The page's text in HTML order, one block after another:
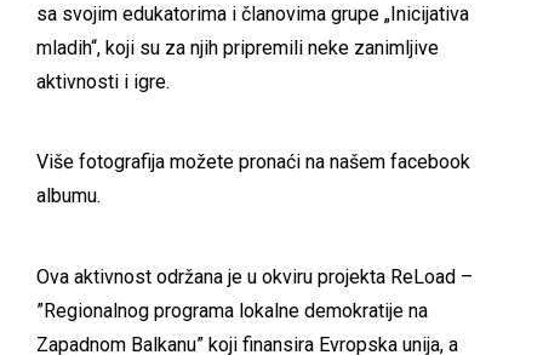
sa svojim edukatorima i članovima grupe „Inicijativa
mladih“, koji su za njih pripremili neke zanimljive
aktivnosti i igre.
Više fotografija možete pronaći na našem facebook
albumu.
Ova aktivnost održana je u okviru projekta ReLoad –
”Regionalnog programa lokalne demokratije na
Zapadnom Balkanu” koji finansira Evropska unija, a